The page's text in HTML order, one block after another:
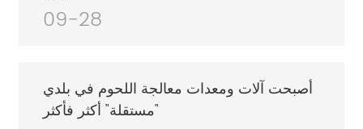
حوالي 60 بالمائة من الحمل الكامل.
09-28
أصبحت آلات ومعدات معالجة اللحوم في بلدي
"مستقلة" أكثر فأكثر